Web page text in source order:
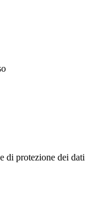
di protezione dei dati